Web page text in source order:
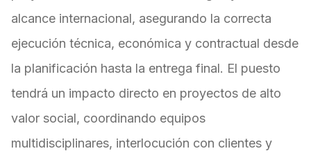
alcance internacional, asegurando la correcta
ejecución técnica, económica y contractual desde
la planificación hasta la entrega final. El puesto
tendrá un impacto directo en proyectos de alto
valor social, coordinando equipos
multidisciplinares, interlocución con clientes y